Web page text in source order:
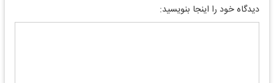
دیدگاه خود را اینجا بنویسید: